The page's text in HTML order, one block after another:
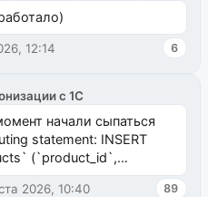
12:14 6
с 1С
начали сыпаться
statement: INSERT
(`product_id`,
2026, 10:40 89